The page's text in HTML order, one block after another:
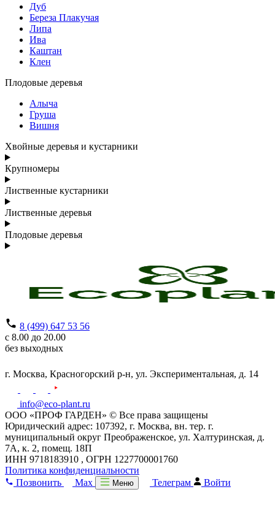
Дуб
Береза Плакучая
Липа
Ива
Каштан
Клен
Плодовые деревья
Алыча
Груша
Вишня
Хвойные деревья и кустарники
Крупномеры
Лиственные кустарники
Лиственные деревья
Плодовые деревья
8 (499) 647 53 56
с 8.00 до 20.00
без выходных
г. Москва, Красногорский р-н, ул. Экспериментальная, д. 14
info@eco-plant.ru
ООО «ПРОФ ГАРДЕН» © Все права защищены
Юридический адрес: 107392, г. Москва, вн. тер. г.
муниципальный округ Преображенское, ул. Халтуринская, д.
7А, к. 2, помещ. 18П
ИНН 9718183910 , ОГРН 1227700001760
Политика конфиденциальности
Позвонить
Max Меню Телеграм Войти